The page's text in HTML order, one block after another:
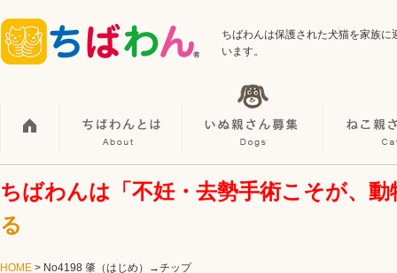
ちばわんは保護された犬猫を家族
います。
ちばわんは「不妊・去勢手術こそが、
る
HOME > No4198 肇（はじめ）→チップ